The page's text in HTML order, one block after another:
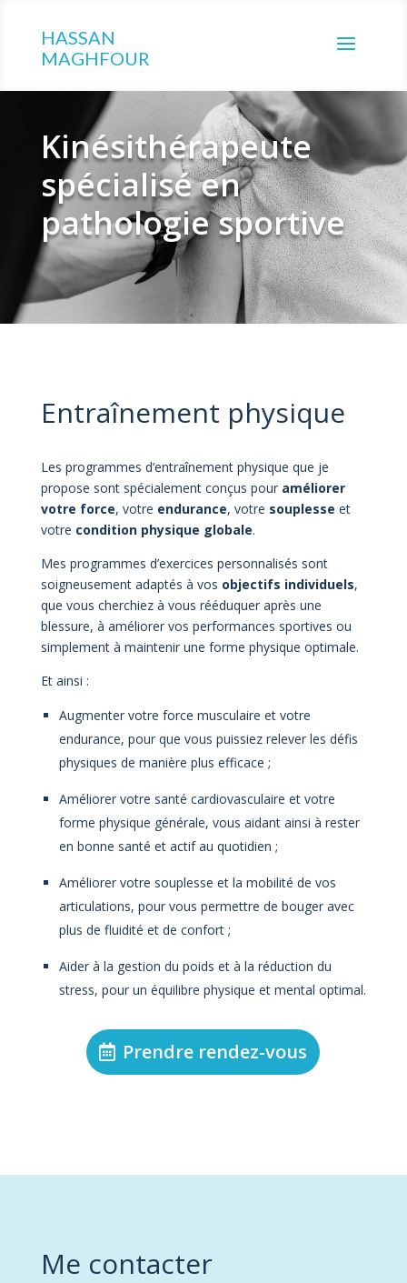
HASSAN
MAGHFOUR
Kinésithérapeute
spécialisé en
pathologie sportive
Entraînement physique
Les programmes d’entraînement physique que je
propose sont spécialement conçus pour améliorer
votre force, votre endurance, votre souplesse et
votre condition physique globale.
Mes programmes d’exercices personnalisés sont
soigneusement adaptés à vos objectifs individuels,
que vous cherchiez à vous rééduquer après une
blessure, à améliorer vos performances sportives ou
simplement à maintenir une forme physique optimale.
Et ainsi :
Augmenter votre force musculaire et votre
endurance, pour que vous puissiez relever les défis
physiques de manière plus efficace ;
Améliorer votre santé cardiovasculaire et votre
forme physique générale, vous aidant ainsi à rester
en bonne santé et actif au quotidien ;
Améliorer votre souplesse et la mobilité de vos
articulations, pour vous permettre de bouger avec
plus de fluidité et de confort ;
Aider à la gestion du poids et à la réduction du
stress, pour un équilibre physique et mental optimal.
Prendre rendez-vous
Me contacter